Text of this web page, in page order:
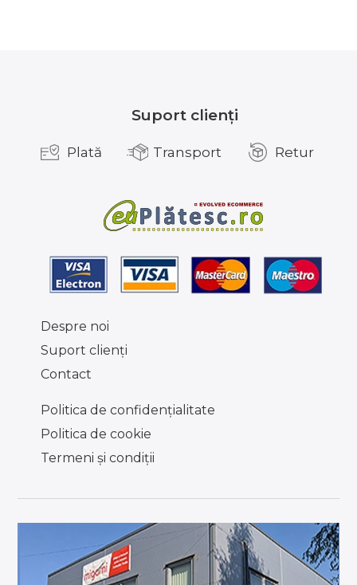
Suport clienți
Plată Transport Retur
Despre noi
Suport clienţi
Contact
Politica de confidențialitate
Politica de cookie
Termeni şi condiţii